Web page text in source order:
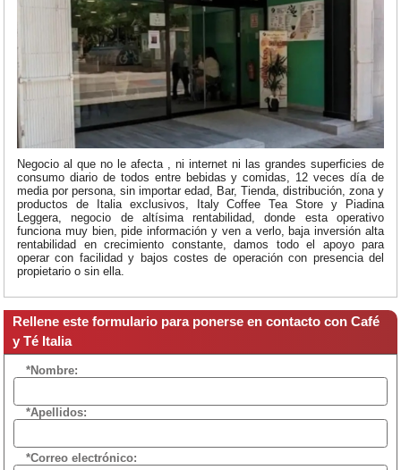
Negocio al que no le afecta , ni internet ni las grandes superficies de
consumo diario de todos entre bebidas y comidas, 12 veces día de
media por persona, sin importar edad, Bar, Tienda, distribución, zona y
productos de Italia exclusivos, Italy Coffee Tea Store y Piadina
Leggera, negocio de altísima rentabilidad, donde esta operativo
funciona muy bien, pide información y ven a verlo, baja inversión alta
rentabilidad en crecimiento constante, damos todo el apoyo para
operar con facilidad y bajos costes de operación con presencia del
propietario o sin ella.
Rellene este formulario para ponerse en contacto con Café
y Té Italia
*Nombre:
*Apellidos:
*Correo electrónico: